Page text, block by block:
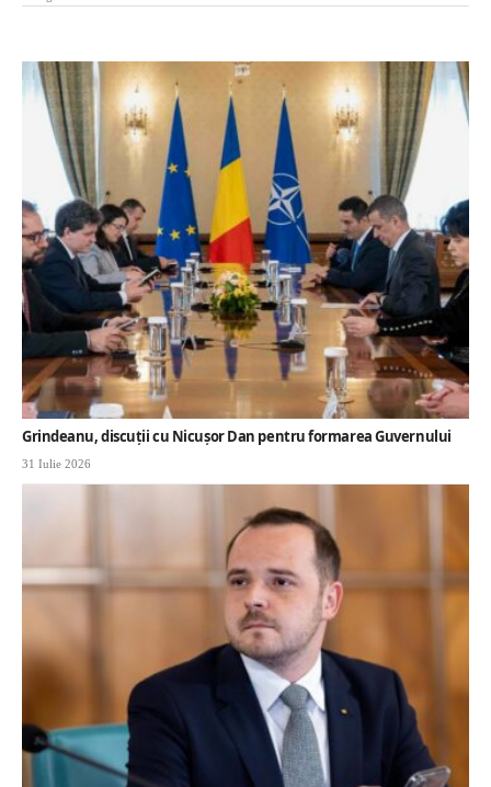
Grindeanu, discuții cu Nicușor Dan pentru formarea Guvernului
31 Iulie 2026